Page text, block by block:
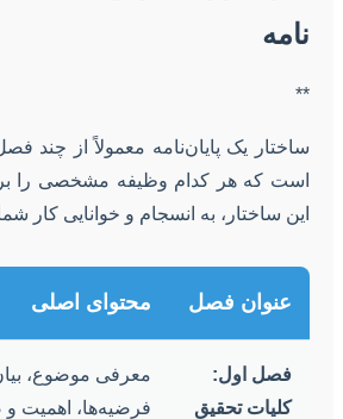
نامه
**
ساختار یک پایان‌نامه معمولاً از چند
است که هر کدام وظیفه مشخصی را بر
این ساختار، به انسجام و خوانایی کار
عنوان فصل محتوای اصلی
فصل اول:
کلیات تحقیق
معرفی موضوع،
فرضیه‌ها، اهمیت